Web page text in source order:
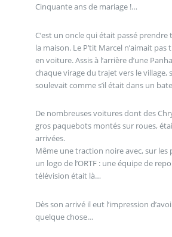
Cinquante ans de mariage !…
C’est un oncle qui était passé prendre
la maison. Le P’tit Marcel n’aimait pas
en voiture. Assis à l’arrière d’une
chaque virage du trajet vers le village,
soulevait comme s’il était dans un
De nombreuses voitures dont des
gros paquebots montés sur roues,
arrivées.
Même une traction noire avec, sur les
un logo de l’ORTF : une équipe de
télévision était là…
Dès son arrivé il eut l’impression
quelque chose…